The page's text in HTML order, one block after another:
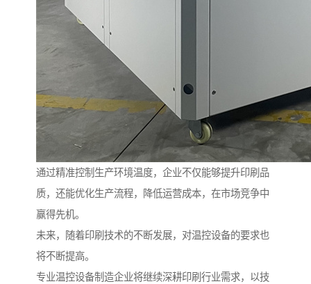
通过精准控制生产环境温度，企业不仅能够提升印刷品
质，还能优化生产流程，降低运营成本，在市场竞争中
赢得先机。
未来，随着印刷技术的不断发展，对温控设备的要求也
将不断提高。
专业温控设备制造企业将继续深耕印刷行业需求，以技